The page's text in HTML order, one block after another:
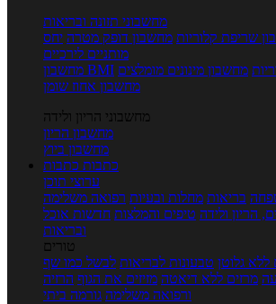
מחשבוני תזונה ובריאות
שריפת קלוריות מחשבון דופק מטרה יחס
מותניים לירכיים
מחשבון BMI מחשבון מינונים מומלצים
מחשבון אחוז שומן
מחשבוני הריון ולידה
מחשבון הריון
מחשבון ביוץ
כתבות כתבות
ערוצי תוכן
בריאות מחלות ובעיות רפואה משלימה
הריון ולידה טיפים והמלצות חדשות אוכל
ובריאות
טורים
ללא גלוטן טבעונות לבריאות לבשל כמו שף
מרזים ללא דיאטה מזיזים את הגוף הרזיה
ורפואה משלימה גורמה ביתי